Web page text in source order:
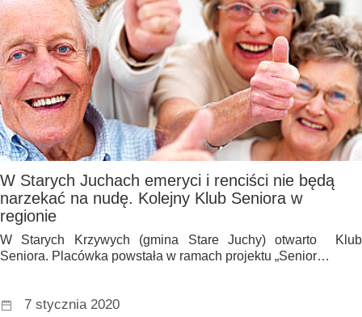
W Starych Juchach emeryci i renciści nie będą
narzekać na nudę. Kolejny Klub Seniora w
regionie
W Starych Krzywych (gmina Stare Juchy) otwarto Klub
Seniora. Placówka powstała w ramach projektu „Senior…
7 stycznia 2020